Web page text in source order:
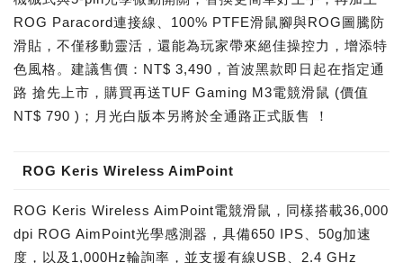
ROG Paracord連接線、100% PTFE滑鼠腳與ROG圖騰防
滑貼，不僅移動靈活，還能為玩家帶來絕佳操控力，增添特
色風格。建議售價：NT$ 3,490，首波黑款即日起在指定通
路 搶先上市，購買再送TUF Gaming M3電競滑鼠 (價值
NT$ 790 )；月光白版本另將於全通路正式販售 ！
ROG Keris Wireless AimPoint
ROG Keris Wireless AimPoint電競滑鼠，同樣搭載36,000
dpi ROG AimPoint光學感測器，具備650 IPS、50g加速
度，以及1,000Hz輪詢率，並支援有線USB、2.4 GHz